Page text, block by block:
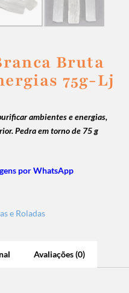
Bruta
75g-Lj
ambientes e energias,
Pedra em torno de 75 g
por WhatsApp
e Roladas
Avaliações (0)